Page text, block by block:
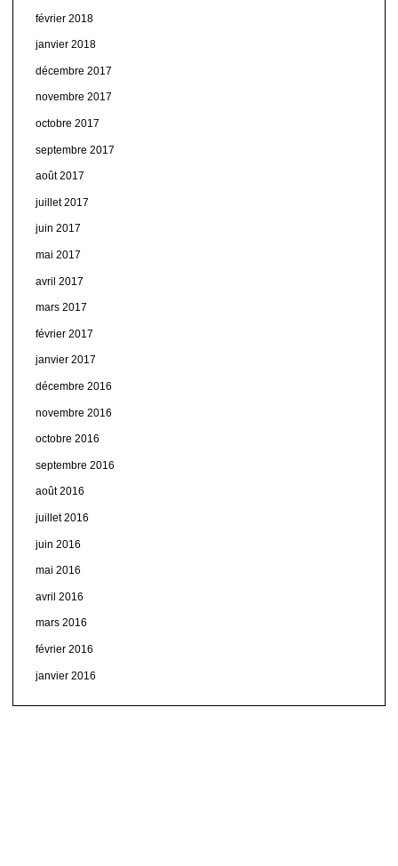
février 2018
janvier 2018
décembre 2017
novembre 2017
octobre 2017
septembre 2017
août 2017
juillet 2017
juin 2017
mai 2017
avril 2017
mars 2017
février 2017
janvier 2017
décembre 2016
novembre 2016
octobre 2016
septembre 2016
août 2016
juillet 2016
juin 2016
mai 2016
avril 2016
mars 2016
février 2016
janvier 2016